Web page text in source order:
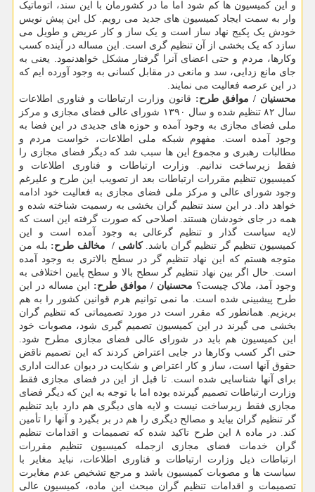
و این کمیسیون ها کم شود اما ما در کشورمان با این سند، اتوماتیک
وار به سمت ایجاد کمیسیون های جدید می رویم. کل این پیش نویس
خودش یک پکیج نهاد ساز است و یک ساز و کار عریض و طویل می
سازد که یک بخشی از آن تنظیم گری است. این مساله در آینده کسب
وکارها، مردم و حتی اعضای آنرا گرفتار مشکل خواهدنمود. یعنی به
جای مانع زدایی، سد و مانعی در مقابل کسانی به وجود آورده ایم که
در این عرصه فعالیت می نمایند.
محسنیان / موافق طرح: قانون وزارت ارتباطات و فناوری اطلاعات
سال ۸۲ تنظیم شده و سال ۱۳۹۰ شورای عالی فضای مجازی و مرکز
ملی فضای مجازی به وجود آمده و حوزه های جدیدی در این فضا به
وجود آمده است. مفهوم شبکه ملی اطلاعات، خواست مردم و
مطالبات رهبری و مجموع این ها سبب شد که دیگر فضای مجازی را
فقط زیرساخت ندانیم. وزارت ارتباطات و فناوری اطلاعات و
کمیسیون تنظیم مقررات ارتباطات بعد از تصویب این طرح و علیرغم
وجود شورای عالی و مرکز ملی فضای مجازی به فعالیت خود ادامه
خواهد داد. در این سند تنظیم گران بخشی به رسمیت شناخته شده و
همه در جای خودشان هستند. اصلاحی که صورت گرفته این است که
لایه سیاست گذار و تنظیم گرعالی به وجود آمده است و این
کمیسیون تنظیم گر تنظیم گران باشد.کاشی / ‏‬ مخالف طرح: بله من
متوجه هستم که این نهاد تنظیم گر در سطح بالاتری به وجود آمده
است. حال اگر بین نهاد تنظیم گر سطح بالا و سطح پایین اختلافی به
وجود آمد، ملاک چیست؟ محسنیان / موافق طرح: این مساله در این
طرح پیشبینی شده است. ما نمی توانیم هرم قوانین کشور را به هم
بریزیم. همانطور که مقرر است در مورد تصمیماتی که تنظیم گران
بخشی می گیرند در این کمیسیون تصمیم گیری شود، مصوبات خود
این کمیسیون هم باید در شورای عالی فضای مجازی مطرح شود.
حتی اگر کسب وکارها در جایی اعتراض کردند که این تصمیم ناقض
حقوق آنها است، ساز و کار اعتراض و شکایت در دیوان عدالت اداری
برای آنها شناسایی شده است. تا قبل از این در فضای مجازی فقط
وزارت ارتباطات تصمیم گیرنده بوده اما با توجه به این که دیگر فضای
مجازی فقط زیرساخت نیست و لایه های دیگری هم دارد باید تنظیم
گر تنظیم گران بیاید و مصالح دیگری را هم در بر بگیرد و آنها را تأمین
کند. در ماده ۸ این طرح تاکید شده که تصمیمات و اقدامات تنظیم
گران خدمات فضای مجازی ازجمله کمیسیون تنظیم مقررات
ارتباطات ذیل وزارت ارتباطات و فناوری اطلاعات، نباید مغایر با
سیاست ها و مصوبات کمیسیون باشد و مرجع تشخیص عدم مغایرت
تصمیمات و اقدامات تنظیم گران مبحث این ماده، کمیسیون عالی